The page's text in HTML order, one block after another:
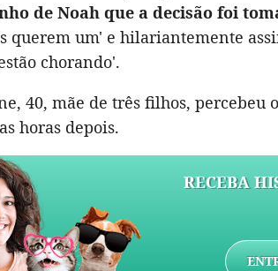
de Noah que a decisão foi
querem um' e hilariantemente
chorando'.
40, mãe de três filhos, percebeu
horas depois.
RECEBA